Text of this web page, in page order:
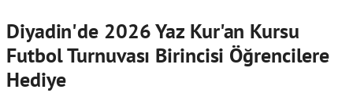
Diyadin'de 2026 Yaz Kur'an Kursu
Futbol Turnuvası Birincisi Öğrencilere
Hediye